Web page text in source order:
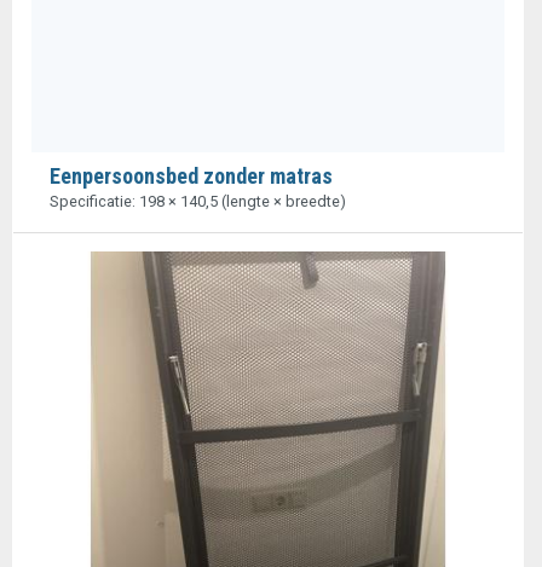
Eenpersoonsbed zonder matras
Specificatie: 198 × 140,5 (lengte × breedte)